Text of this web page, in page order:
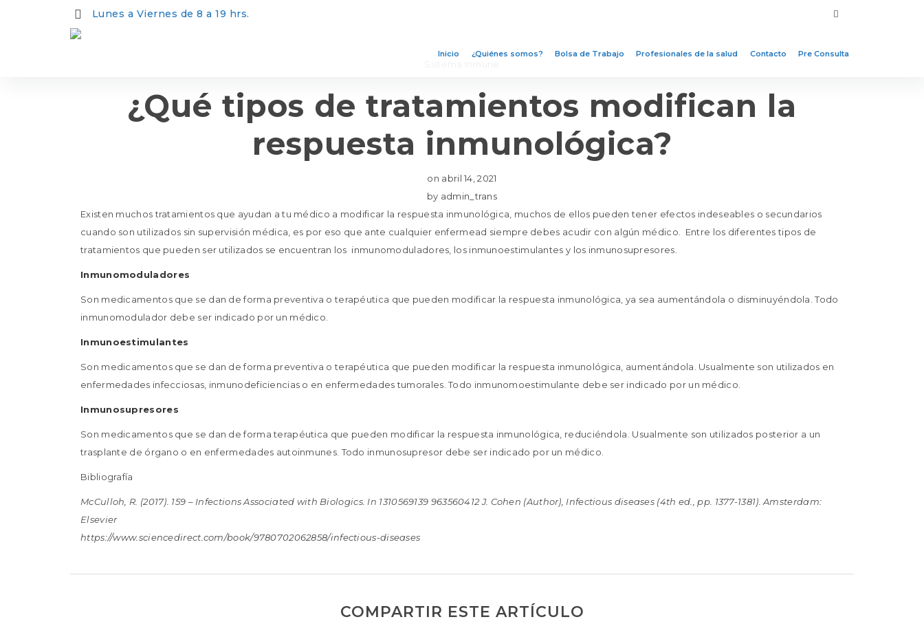
Lunes a Viernes de 8 a 19 hrs.
Inicio ¿Quiénes somos? Bolsa de Trabajo Profesionales de la salud Contacto Pre Consulta
¿Qué tipos de tratamientos modifican la
respuesta inmunológica?
on abril 14, 2021
by admin_trans
Existen muchos tratamientos que ayudan a tu médico a modificar la respuesta inmunológica, muchos de ellos pueden tener efectos indeseables o secundarios
cuando son utilizados sin supervisión médica, es por eso que ante cualquier enfermead siempre debes acudir con algún médico. Entre los diferentes tipos de
tratamientos que pueden ser utilizados se encuentran los inmunomoduladores, los inmunoestimulantes y los inmunosupresores.
Inmunomoduladores
Son medicamentos que se dan de forma preventiva o terapéutica que pueden modificar la respuesta inmunológica, ya sea aumentándola o disminuyéndola. Todo
inmunomodulador debe ser indicado por un médico.
Inmunoestimulantes
Son medicamentos que se dan de forma preventiva o terapéutica que pueden modificar la respuesta inmunológica, aumentándola. Usualmente son utilizados en
enfermedades infecciosas, inmunodeficiencias o en enfermedades tumorales. Todo inmunomoestimulante debe ser indicado por un médico.
Inmunosupresores
Son medicamentos que se dan de forma terapéutica que pueden modificar la respuesta inmunológica, reduciéndola. Usualmente son utilizados posterior a un
trasplante de órgano o en enfermedades autoinmunes. Todo inmunosupresor debe ser indicado por un médico.
Bibliografía
McCulloh, R. (2017). 159 – Infections Associated with Biologics. In 1310569139 963560412 J. Cohen (Author), Infectious diseases (4th ed., pp. 1377-1381). Amsterdam:
Elsevier
https://www.sciencedirect.com/book/9780702062858/infectious-diseases
COMPARTIR ESTE ARTÍCULO